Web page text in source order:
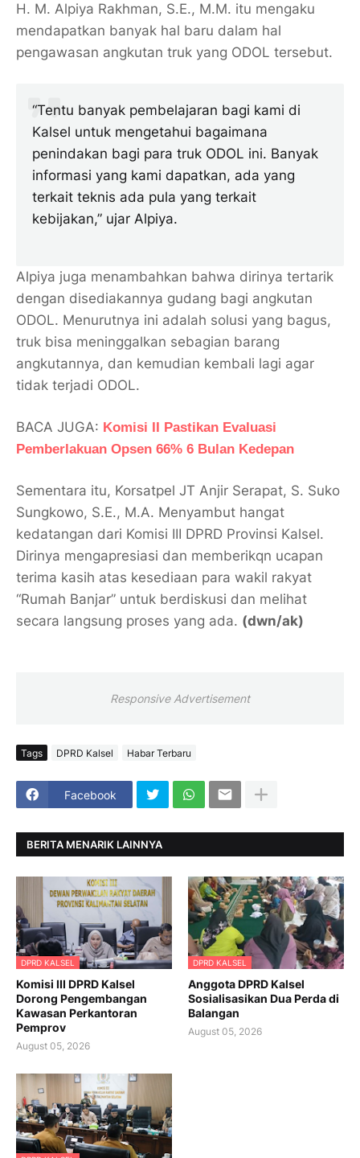
H. M. Alpiya Rakhman, S.E., M.M. itu mengaku
mendapatkan banyak hal baru dalam hal
pengawasan angkutan truk yang ODOL tersebut.
“Tentu banyak pembelajaran bagi kami di
Kalsel untuk mengetahui bagaimana
penindakan bagi para truk ODOL ini. Banyak
informasi yang kami dapatkan, ada yang
terkait teknis ada pula yang terkait
kebijakan,” ujar Alpiya.
Alpiya juga menambahkan bahwa dirinya tertarik
dengan disediakannya gudang bagi angkutan
ODOL. Menurutnya ini adalah solusi yang bagus,
truk bisa meninggalkan sebagian barang
angkutannya, dan kemudian kembali lagi agar
tidak terjadi ODOL.
BACA JUGA: Komisi II Pastikan Evaluasi
Pemberlakuan Opsen 66% 6 Bulan Kedepan
Sementara itu, Korsatpel JT Anjir Serapat, S. Suko
Sungkowo, S.E., M.A. Menyambut hangat
kedatangan dari Komisi III DPRD Provinsi Kalsel.
Dirinya mengapresiasi dan memberikqn ucapan
terima kasih atas kesediaan para wakil rakyat
“Rumah Banjar” untuk berdiskusi dan melihat
secara langsung proses yang ada. (dwn/ak)
Responsive Advertisement
Tags DPRD Kalsel Habar Terbaru
Facebook
BERITA MENARIK LAINNYA
DPRD KALSEL
Komisi III DPRD Kalsel
Dorong Pengembangan
Kawasan Perkantoran
Pemprov
August 05, 2026
DPRD KALSEL
Anggota DPRD Kalsel
Sosialisasikan Dua Perda di
Balangan
August 05, 2026